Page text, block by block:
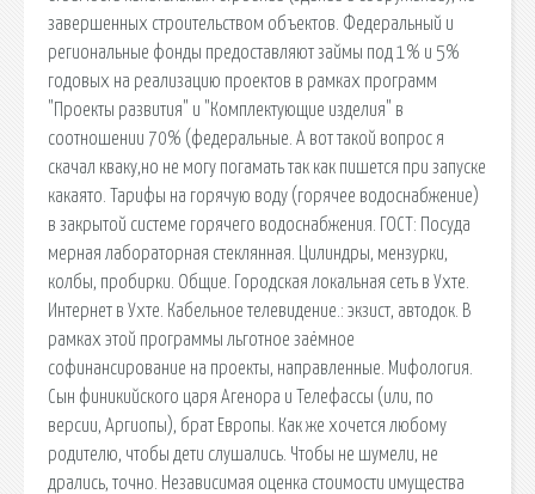
завершенных строительством объектов. Федеральный и
региональные фонды предоставляют займы под 1% и 5%
годовых на реализацию проектов в рамках программ
"Проекты развития" и "Комплектующие изделия" в
соотношении 70% (федеральные. А вот такой вопрос я
скачал кваку,но не могу погамать так как пишется при запуске
какаято. Тарифы на горячую воду (горячее водоснабжение)
в закрытой системе горячего водоснабжения. ГОСТ: Посуда
мерная лабораторная стеклянная. Цилиндры, мензурки,
колбы, пробирки. Общие. Городская локальная сеть в Ухте.
Интернет в Ухте. Кабельное телевидение.: экзист, автодок. В
рамках этой программы льготное заёмное
софинансирование на проекты, направленные. Мифология.
Сын финикийского царя Агенора и Телефассы (или, по
версии, Аргиопы), брат Европы. Как же хочется любому
родителю, чтобы дети слушались. Чтобы не шумели, не
дрались, точно. Независимая оценка стоимости имущества